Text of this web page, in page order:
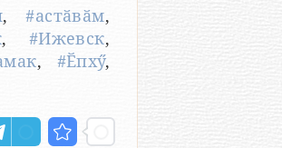
,#астӑвӑм,
, #Ижевск,
, #Ӗпхӳ,